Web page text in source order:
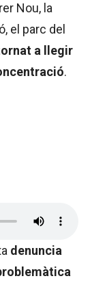
Nou, la
el parc del
a llegir
.
denuncia